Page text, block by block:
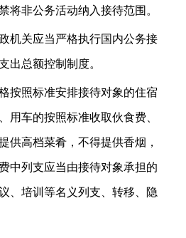
将非公务活动纳入接待范围。
关应当严格执行国内公务接
出总额控制制度。
照标准安排接待对象的住宿
用车的按照标准收取伙食费、
供高档菜肴，不得提供香烟，
中列支应当由接待对象承担的
、培训等名义列支、转移、隐